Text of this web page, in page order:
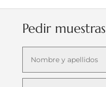
Pedir muestras